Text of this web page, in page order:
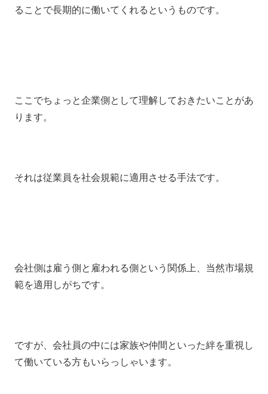
ることで長期的に働いてくれるというものです。
ここでちょっと企業側として理解しておきたいことがあ
ります。
それは従業員を社会規範に適用させる手法です。
会社側は雇う側と雇われる側という関係上、当然市場規
範を適用しがちです。
ですが、会社員の中には家族や仲間といった絆を重視し
て働いている方もいらっしゃいます。